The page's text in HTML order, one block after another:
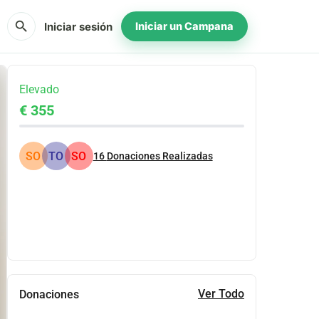
search Iniciar sesión Iniciar un Campana
Elevado
€ 355
SO TO SO 16 Donaciones Realizadas
Donaciones Ver Todo